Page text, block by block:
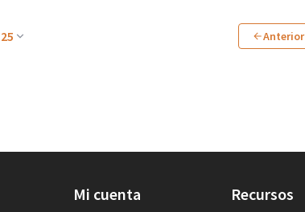
25 Anterior
Mi cuenta Recursos